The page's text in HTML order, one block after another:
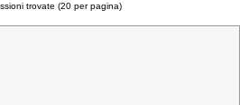
trovate (20 per pagina)